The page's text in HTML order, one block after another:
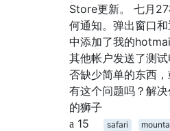
Store更新。 七月
何通知。弹出窗口
中添加了我的
其他帐户发送了测
否缺少简单的东西
有这个问题吗？解
的狮子
15
safari